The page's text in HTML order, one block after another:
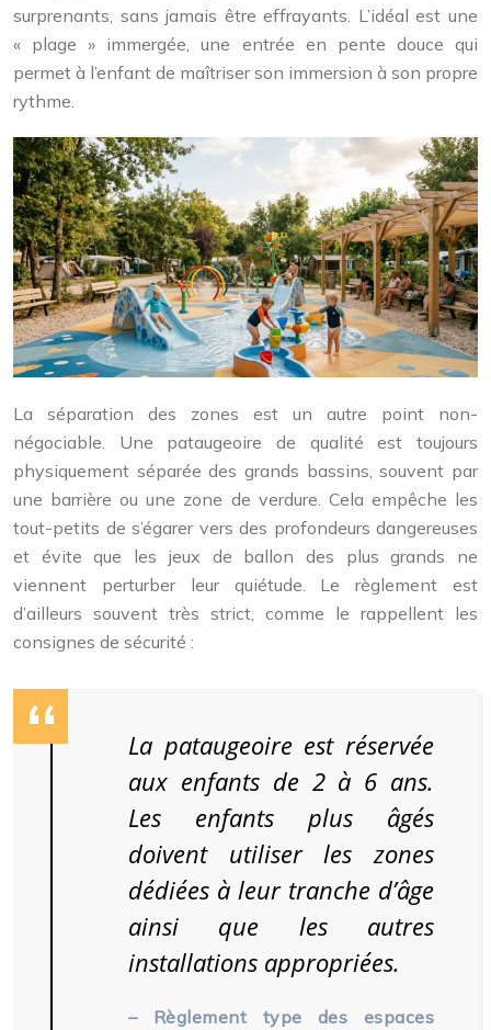
surprenants, sans jamais être effrayants. L’idéal est une
« plage » immergée, une entrée en pente douce qui
permet à l’enfant de maîtriser son immersion à son propre
rythme.
La séparation des zones est un autre point non-
négociable. Une pataugeoire de qualité est toujours
physiquement séparée des grands bassins, souvent par
une barrière ou une zone de verdure. Cela empêche les
tout-petits de s’égarer vers des profondeurs dangereuses
et évite que les jeux de ballon des plus grands ne
viennent perturber leur quiétude. Le règlement est
d’ailleurs souvent très strict, comme le rappellent les
consignes de sécurité :
La pataugeoire est réservée
aux enfants de 2 à 6 ans.
Les enfants plus âgés
doivent utiliser les zones
dédiées à leur tranche d’âge
ainsi que les autres
installations appropriées.
– Règlement type des espaces